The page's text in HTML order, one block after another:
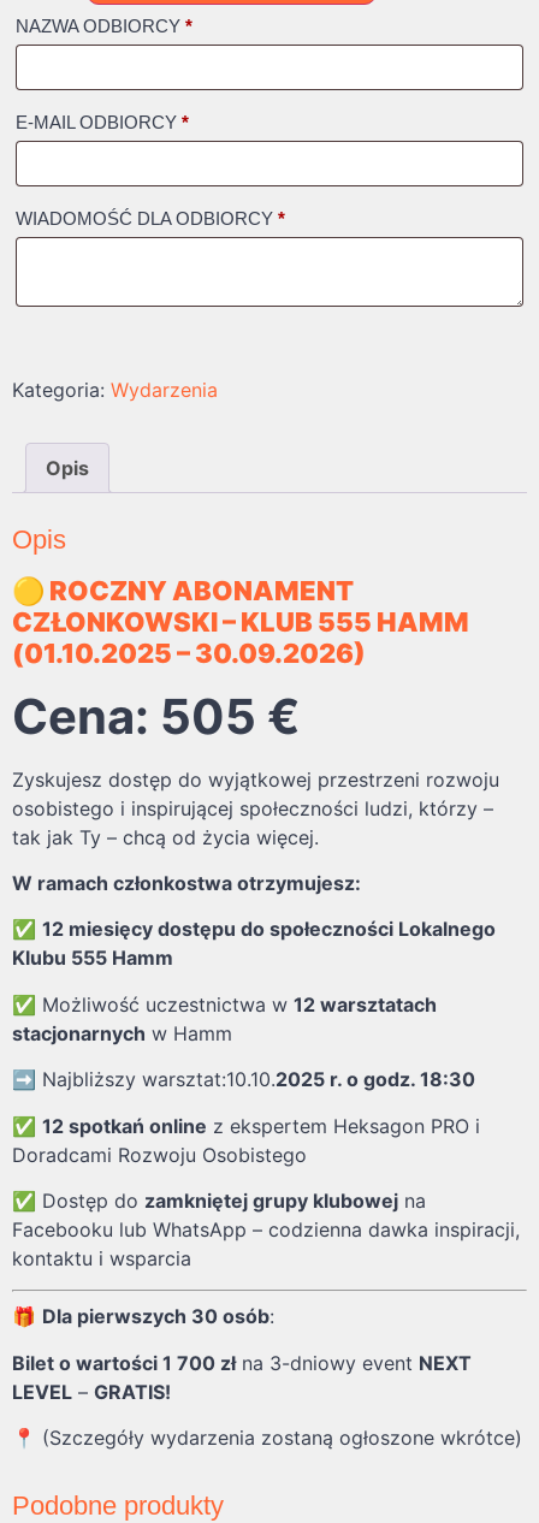
NAZWA ODBIORCY *
E-MAIL ODBIORCY *
WIADOMOŚĆ DLA ODBIORCY *
Kategoria: Wydarzenia
Opis
Opis
🟡 ROCZNY ABONAMENT
CZŁONKOWSKI – KLUB 555 HAMM
(01.10.2025 – 30.09.2026)
Cena: 505 €
Zyskujesz dostęp do wyjątkowej przestrzeni rozwoju
osobistego i inspirującej społeczności ludzi, którzy –
tak jak Ty – chcą od życia więcej.
W ramach członkostwa otrzymujesz:
✅ 12 miesięcy dostępu do społeczności Lokalnego
Klubu 555 Hamm
✅ Możliwość uczestnictwa w 12 warsztatach
stacjonarnych w Hamm
➡️ Najbliższy warsztat:10.10.2025 r. o godz. 18:30
✅ 12 spotkań online z ekspertem Heksagon PRO i
Doradcami Rozwoju Osobistego
✅ Dostęp do zamkniętej grupy klubowej na
Facebooku lub WhatsApp – codzienna dawka inspiracji,
kontaktu i wsparcia
🎁 Dla pierwszych 30 osób:
Bilet o wartości 1 700 złna 3-dniowy event NEXT
LEVEL – GRATIS!
📍 (Szczegóły wydarzenia zostaną ogłoszone wkrótce)
Podobne produkty